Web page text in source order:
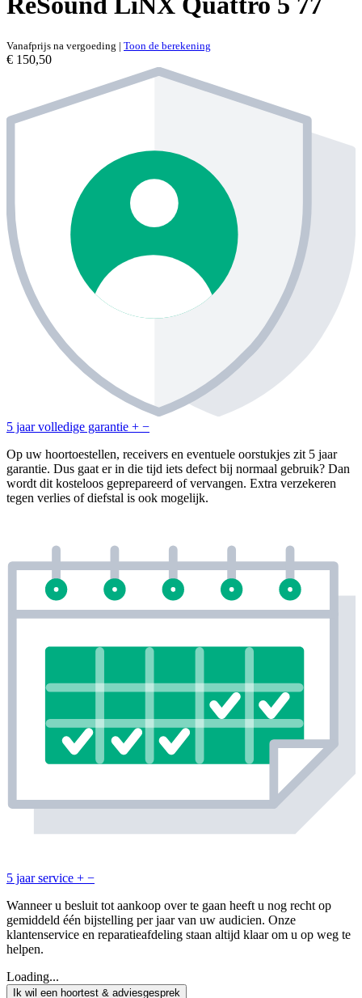
Vanafprijs na vergoeding | Toon de berekening
€ 150,50
5 jaar volledige garantie + −
Op uw hoortoestellen, receivers en eventuele oorstukjes zit 5 jaar
garantie. Dus gaat er in die tijd iets defect bij normaal gebruik? Dan
wordt dit kosteloos geprepareerd of vervangen. Extra verzekeren
tegen verlies of diefstal is ook mogelijk.
5 jaar service + −
Wanneer u besluit tot aankoop over te gaan heeft u nog recht op
gemiddeld één bijstelling per jaar van uw audicien. Onze
klantenservice en reparatieafdeling staan altijd klaar om u op weg te
helpen.
Loading...
Ik wil een hoortest & adviesgesprek